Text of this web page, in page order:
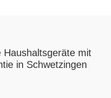
Haushaltsgeräte mit
in Schwetzingen